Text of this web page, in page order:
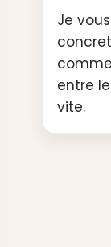
Je
entre
vite.